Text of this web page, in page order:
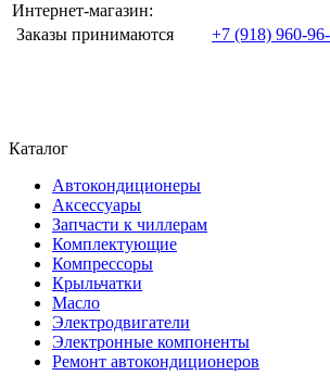
Интернет-магазин:
Заказы принимаются
+7 (918) 960-
Каталог
Автокондиционеры
Аксессуары
Запчасти к чиллерам
Комплектующие
Компрессоры
Крыльчатки
Масло
Электродвигатели
Электронные компоненты
Ремонт автокондиционеров